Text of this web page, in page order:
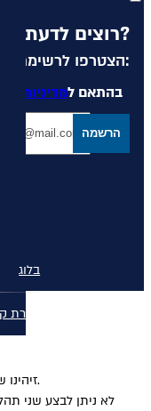
בלוג
יצירת
רוצים לדעת מה קורה לפני כולם?
הצטרפו לרשימת הדיוור שלנו:
בהתאם למדיניות
הרשמה
זיהינו שהמשכתם את התהליך באתר בחלון חדש.
לא ניתן לבצע שני